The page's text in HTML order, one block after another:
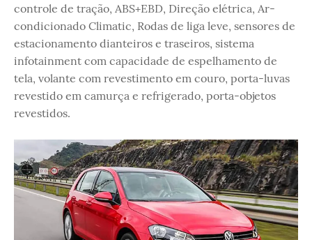
controle de tração, ABS+EBD, Direção elétrica, Ar-
condicionado Climatic, Rodas de liga leve, sensores de
estacionamento dianteiros e traseiros, sistema
infotainment com capacidade de espelhamento de
tela, volante com revestimento em couro, porta-luvas
revestido em camurça e refrigerado, porta-objetos
revestidos.